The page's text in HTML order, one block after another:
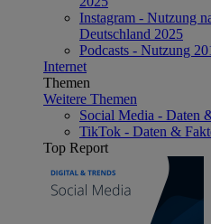
Instagram - Nutzung
Deutschland 2025
Podcasts - Nutzung
Internet
Themen
Weitere Themen
Social Media - Daten
TikTok - Daten &
Top Report